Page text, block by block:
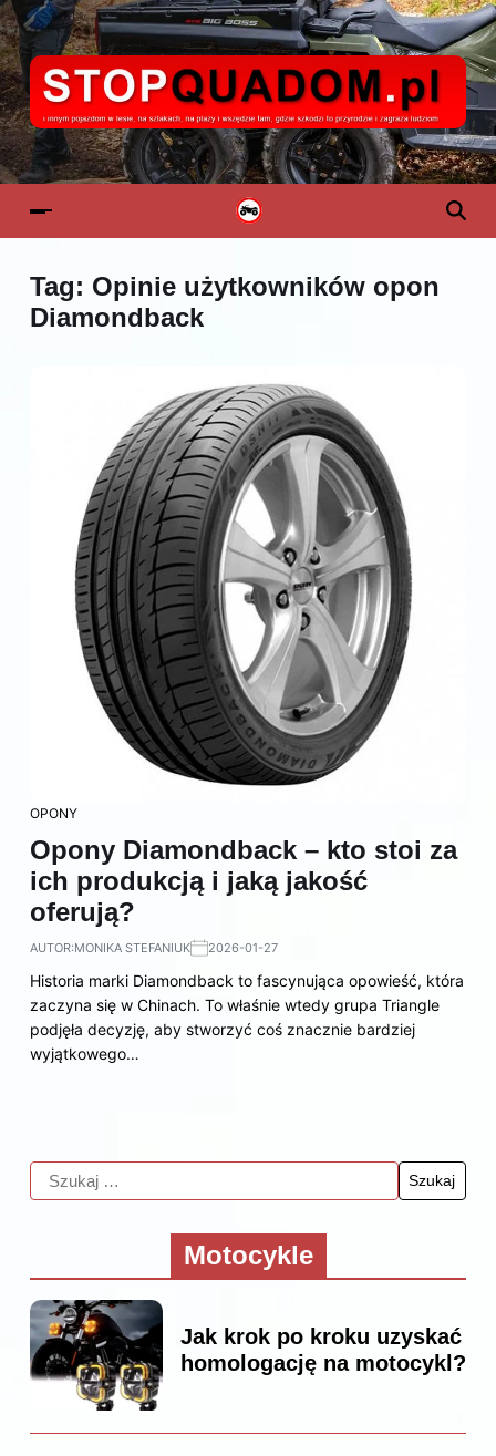
Tag: Opinie użytkowników opon
Diamondback
OPONY
Opony Diamondback – kto stoi za
ich produkcją i jaką jakość
oferują?
AUTOR:MONIKA STEFANIUK 2026-01-27
Historia marki Diamondback to fascynująca opowieść, która
zaczyna się w Chinach. To właśnie wtedy grupa Triangle
podjęła decyzję, aby stworzyć coś znacznie bardziej
wyjątkowego…
Motocykle
Jak krok po kroku uzyskać
homologację na motocykl?